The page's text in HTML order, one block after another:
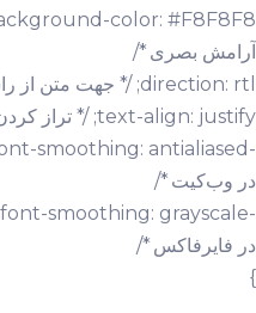
آرامش بصری */
direction: rtl; /* جهت متن از راست به چپ */
text-align: justify; /* تراز کردن متن برای خوانایی بیشتر */
در وب‌کیت */
در فایرفاکس */
}